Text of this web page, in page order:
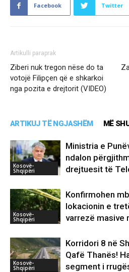
Facebook Twitter
Artikulli paraprak
Ziberi nuk tregon nëse do ta
votojë Filipçen që e shkarkoi
nga pozita e drejtorit (VIDEO)
ARTIKUJ TË NGJASHËM MË
Kosovë-
Shqipëri
Ministria e
ndalon
drejtuesit të
Kosovë-
Shqipëri
Konfirmohen
lokacionin e
varrezë masive
Kosovë-
Shqipëri
Korridori 8 në
Qafë Thanës!
segment i